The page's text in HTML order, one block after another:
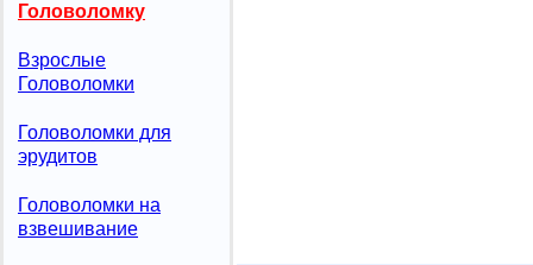
Головоломку
Взрослые
Головоломки
Головоломки для
эрудитов
Головоломки на
взвешивание